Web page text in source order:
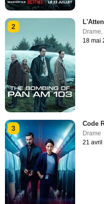
2
Drame
18 mai
3
Code
Drame
21 avril